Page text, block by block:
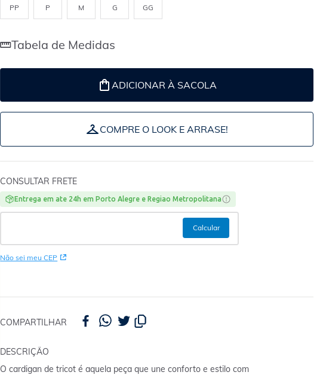
PP P M G GG
Tabela de Medidas
ADICIONAR À SACOLA
COMPRE O LOOK E ARRASE!
CONSULTAR FRETE
Entrega em ate 24h em Porto Alegre e Regiao Metropolitana
Não sei meu CEP
COMPARTILHAR
DESCRIÇÃO
O cardigan de tricot é aquela peça que une conforto e estilo com